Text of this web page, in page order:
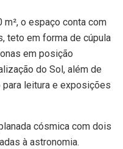
m², o espaço conta com
teto em forma de cúpula
em posição
do Sol, além de
leitura e exposições
cósmica com dois
à astronomia.